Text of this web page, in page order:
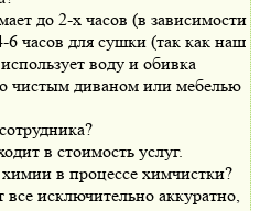
до 2-х часов (в зависимости
часов для сушки (так как наш
воду и обивка
чистым диваном или мебелью
в стоимость услуг.
химии в процессе химчистки?
исключительно аккуратно,